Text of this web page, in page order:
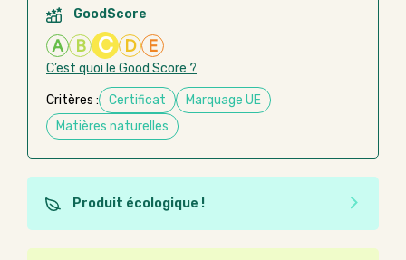
GoodScore
A B C D E
C’est quoi le Good Score ?
Critères : Certificat
Marquage UE
Matières naturelles
Produit écologique !
Ce produit est éco-conçu, il a été fabriqué à partir de
matériaux recyclés ou recyclables. Ces produits